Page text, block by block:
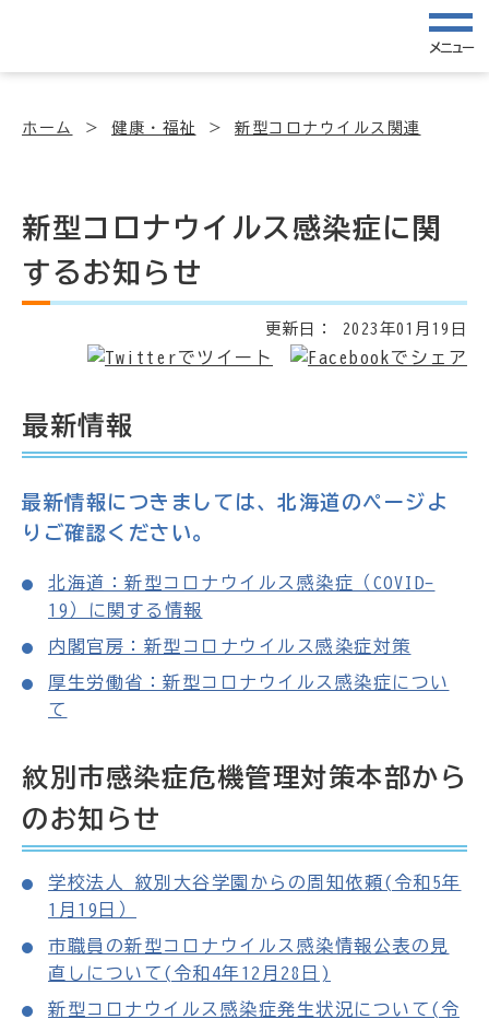
メニュー
ホーム 健康・福祉 新型コロナウイルス関連
新型コロナウイルス感染症に関
するお知らせ
更新日： 2023年01月19日
最新情報
最新情報につきましては、北海道のページよ
りご確認ください。
北海道：新型コロナウイルス感染症（COVID-
19）に関する情報
内閣官房：新型コロナウイルス感染症対策
厚生労働省：新型コロナウイルス感染症につい
て
紋別市感染症危機管理対策本部から
のお知らせ
学校法人 紋別大谷学園からの周知依頼(令和5年
1月19日）
市職員の新型コロナウイルス感染情報公表の見
直しについて(令和4年12月28日)
新型コロナウイルス感染症発生状況について(令